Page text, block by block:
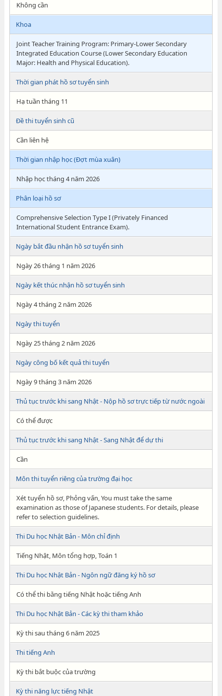
Không cần
Khoa
Joint Teacher Training Program: Primary-Lower Secondary
Integrated Education Course (Lower Secondary Education
Major: Health and Physical Education).​
Thời gian phát hồ sơ tuyển sinh
Hạ tuần tháng 11
Đề thi tuyển sinh cũ
Cần liên hệ
Thời gian nhập học (Đợt mùa xuân)
Nhập học tháng 4 năm 2026
Phân loại hồ sơ
Comprehensive Selection Type I (Privately Financed
International Student Entrance Exam).
Ngày bắt đầu nhận hồ sơ tuyển sinh
Ngày 26 tháng 1 năm 2026
Ngày kết thúc nhận hồ sơ tuyển sinh
Ngày 4 tháng 2 năm 2026
Ngày thi tuyển
Ngày 25 tháng 2 năm 2026
Ngày công bố kết quả thi tuyển
Ngày 9 tháng 3 năm 2026
Thủ tục trước khi sang Nhật - Nộp hồ sơ trực tiếp từ nước ngoài
Có thể được
Thủ tục trước khi sang Nhật - Sang Nhật để dự thi
Cần
Môn thi tuyển riêng của trường đại học
Xét tuyển hồ sơ, Phỏng vấn, You must take the same
examination as those of Japanese students. For details, please
refer to selection guidelines.
Thi Du học Nhật Bản - Môn chỉ định
Tiếng Nhật, Môn tổng hợp, Toán 1
Thi Du học Nhật Bản - Ngôn ngữ đăng ký hồ sơ
Có thể thi bằng tiếng Nhật hoặc tiếng Anh
Thi Du học Nhật Bản - Các kỳ thi tham khảo
Kỳ thi sau tháng 6 năm 2025
Thi tiếng Anh
Kỳ thi bắt buộc của trường
Kỳ thi năng lực tiếng Nhật